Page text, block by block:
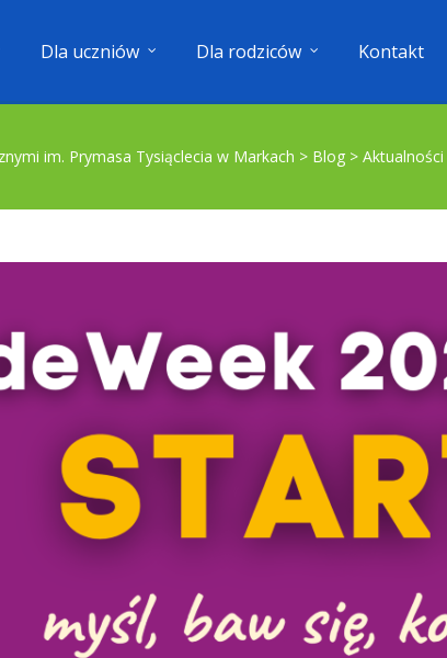
Dla uczniów Dla rodziców Kontakt
im. Prymasa Tysiąclecia w Markach > Blog > Aktualności